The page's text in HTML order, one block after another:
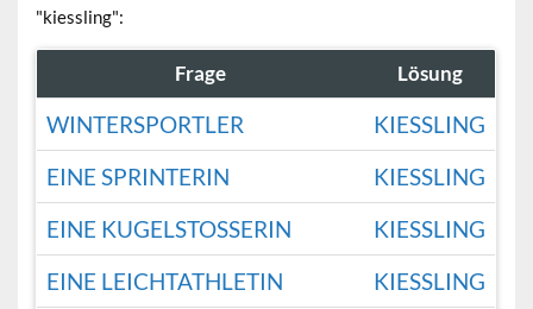
"kiessling":
Frage Lösung
WINTERSPORTLER
KIESSLING
EINE SPRINTERIN
KIESSLING
EINE KUGELSTOSSERIN
KIESSLING
EINE LEICHTATHLETIN
KIESSLING